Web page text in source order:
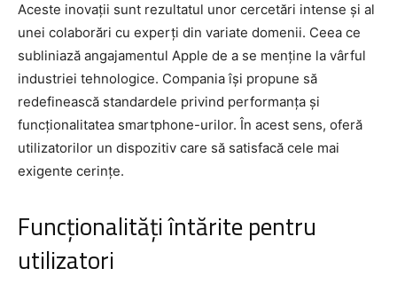
Aceste inovații sunt rezultatul unor cercetări intense și al
unei colaborări cu experți din variate domenii. Ceea ce
subliniază angajamentul Apple de a se menține la vârful
industriei tehnologice. Compania își propune să
redefinească standardele privind performanța și
funcționalitatea smartphone-urilor. În acest sens, oferă
utilizatorilor un dispozitiv care să satisfacă cele mai
exigente cerințe.
Funcționalități întărite pentru
utilizatori